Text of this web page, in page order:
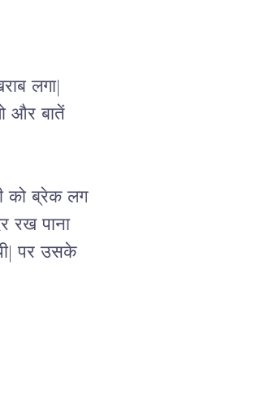
लगा|
और बातें
को ब्रेक लग
रख पाना
पर उसके